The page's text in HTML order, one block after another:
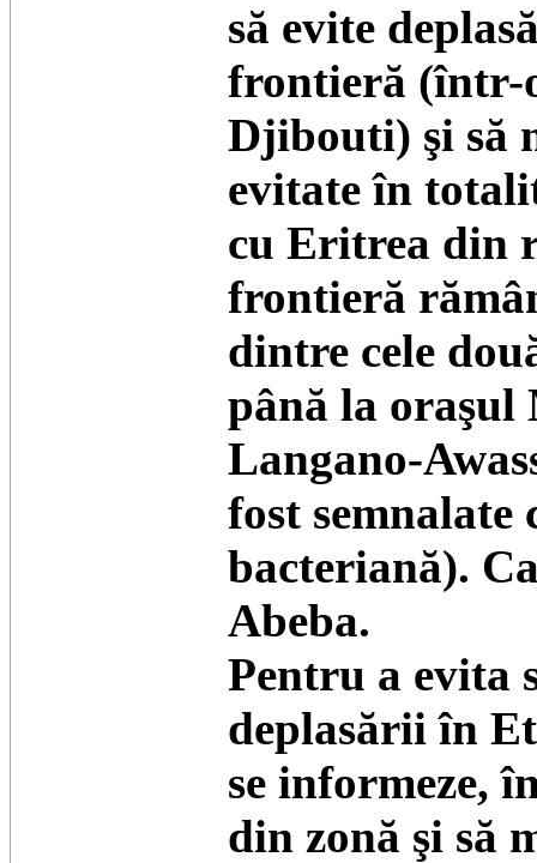
să evite
frontieră (într-
Djibouti) şi să
evitate în
cu Eritrea din
frontieră
dintre cele
până la oraşul
Langano-
fost
bacteriană).
Abeba.
Pentru a evita
deplasării în
se informeze,
din zonă şi să